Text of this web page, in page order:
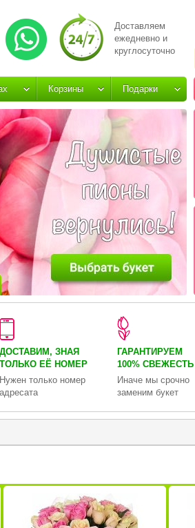
Доставляем
ежедневно и
круглосуточно
Корзины Подарки
ДОСТАВИМ, ЗНАЯ
ТОЛЬКО ЕЁ НОМЕР
Нужен только номер
адресата
ГАРАНТИРУЕМ
100% СВЕЖЕСТЬ
Иначе мы срочно
заменим букет